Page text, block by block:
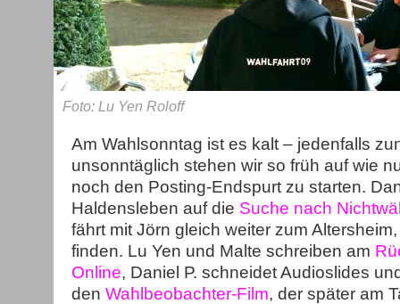
Foto: Lu Yen Roloff
Am Wahlsonntag ist es kalt – jedenfalls
unsonntäglich stehen wir so früh auf wie
noch den Posting-Endspurt zu starten.
Haldensleben auf die Suche nach
fährt mit Jörn gleich weiter zum
finden. Lu Yen und Malte schreiben am
Online, Daniel P. schneidet Audioslides
den Wahlbeobachter-Film, der später am